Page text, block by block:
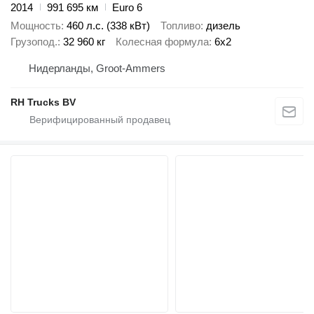
2014
991 695 км
Euro 6
Мощность 460 л.с. (338 кВт) Топливо дизель
Грузопод. 32 960 кг Колесная формула 6x2
Нидерланды, Groot-Ammers
RH Trucks BV